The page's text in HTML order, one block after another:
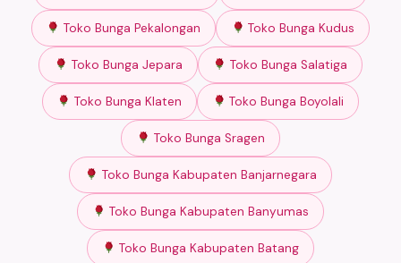
Toko Bunga Pekalongan Toko Bunga Kudus
Toko Bunga Jepara Toko Bunga Salatiga
Toko Bunga Klaten Toko Bunga Boyolali
Toko Bunga Sragen
Toko Bunga Kabupaten Banjarnegara
Toko Bunga Kabupaten Banyumas
Toko Bunga Kabupaten Batang